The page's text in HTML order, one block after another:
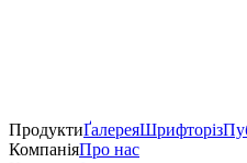
ПродуктиҐалереяШрифторіз
КомпаніяПро нас